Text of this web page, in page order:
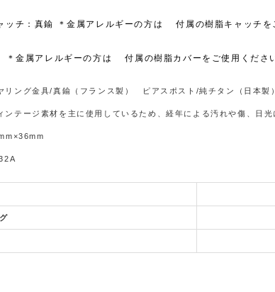
チ：真鍮 ＊金属アレルギーの方は 付属の樹脂キャッチを
金属アレルギーの方は 付属の樹脂カバーをご使用くださ
リング金具/真鍮（フランス製） ピアスポスト/純チタン（日
ンテージ素材を主に使用しているため、経年による汚れや傷、日